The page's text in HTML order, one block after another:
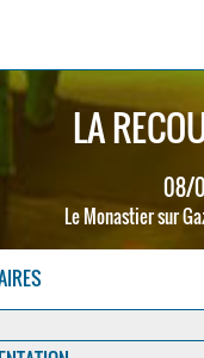
LA
08/
Le Monastier sur